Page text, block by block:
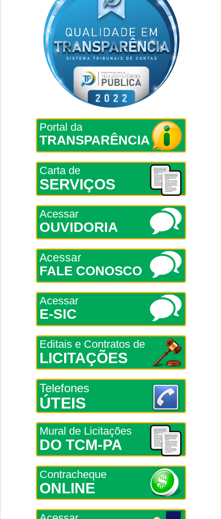
Portal da
TRANSPARÊNCIA
Carta de
SERVIÇOS
Acessar
OUVIDORIA
Acessar
FALE CONOSCO
Acessar
E-SIC
Editais e Contratos de
LICITAÇÕES
Telefones
ÚTEIS
Mural de Licitações
DO TCM-PA
Contracheque
ONLINE